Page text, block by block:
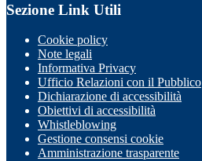
Sezione Link Utili
Cookie policy
Note legali
Informativa Privacy
Ufficio Relazioni con il Pubblico
Dichiarazione di accessibilità
Obiettivi di accessibilità
Whistleblowing
Gestione consensi cookie
Amministrazione trasparente